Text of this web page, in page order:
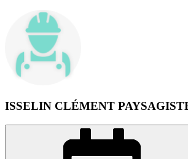
ISSELIN CLÉMENT